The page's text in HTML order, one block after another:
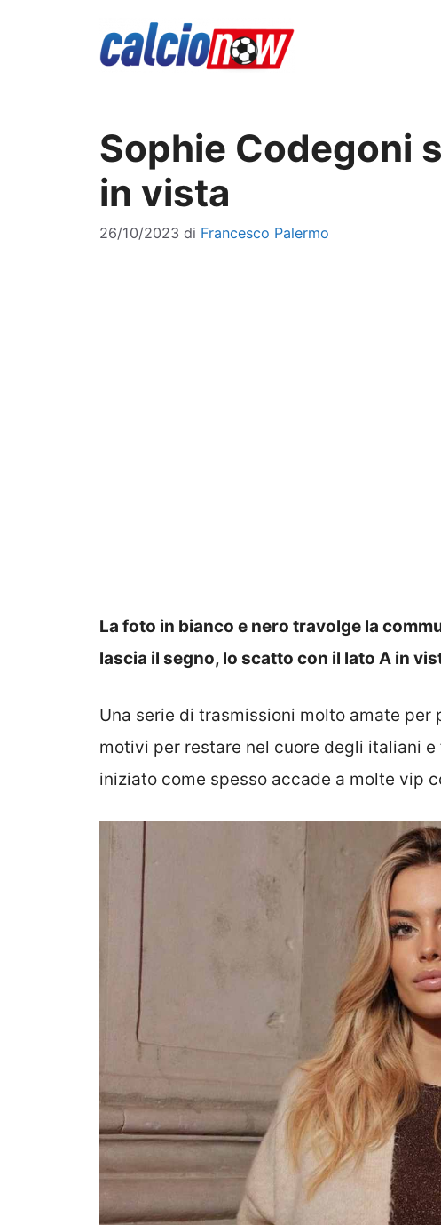
Sophie Codegoni
in vista
26/10/2023 di Francesco Palermo
La foto in bianco e nero travolge la
lascia il segno, lo scatto con il lato A in
Una serie di trasmissioni molto amate
motivi per restare nel cuore degli italiani e
iniziato come spesso accade a molte vip